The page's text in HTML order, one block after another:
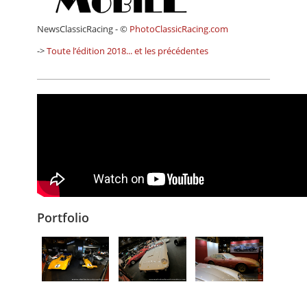
NewsClassicRacing - © PhotoClassicRacing.com
->Toute l’édition 2018... et les précédentes
Portfolio